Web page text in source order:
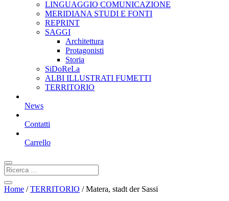
LINGUAGGIO COMUNICAZIONE
MERIDIANA STUDI E FONTI
REPRINT
SAGGI
Architettura
Protagonisti
Storia
SiDoReLa
ALBI ILLUSTRATI FUMETTI
TERRITORIO
News
Contatti
Carrello
Home /TERRITORIO / Matera, stadt der Sassi